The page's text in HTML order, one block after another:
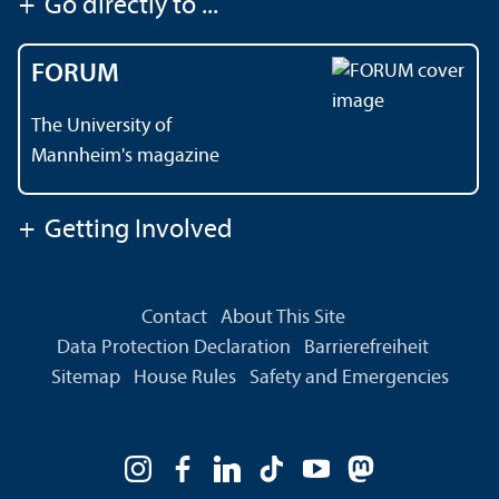
+ Go directly to ...
FORUM
The University of
Mannheim's magazine
+ Getting Involved
Contact
About This Site
Data Protection Declaration
Barrierefreiheit
Sitemap
House Rules Safety and Emergencies